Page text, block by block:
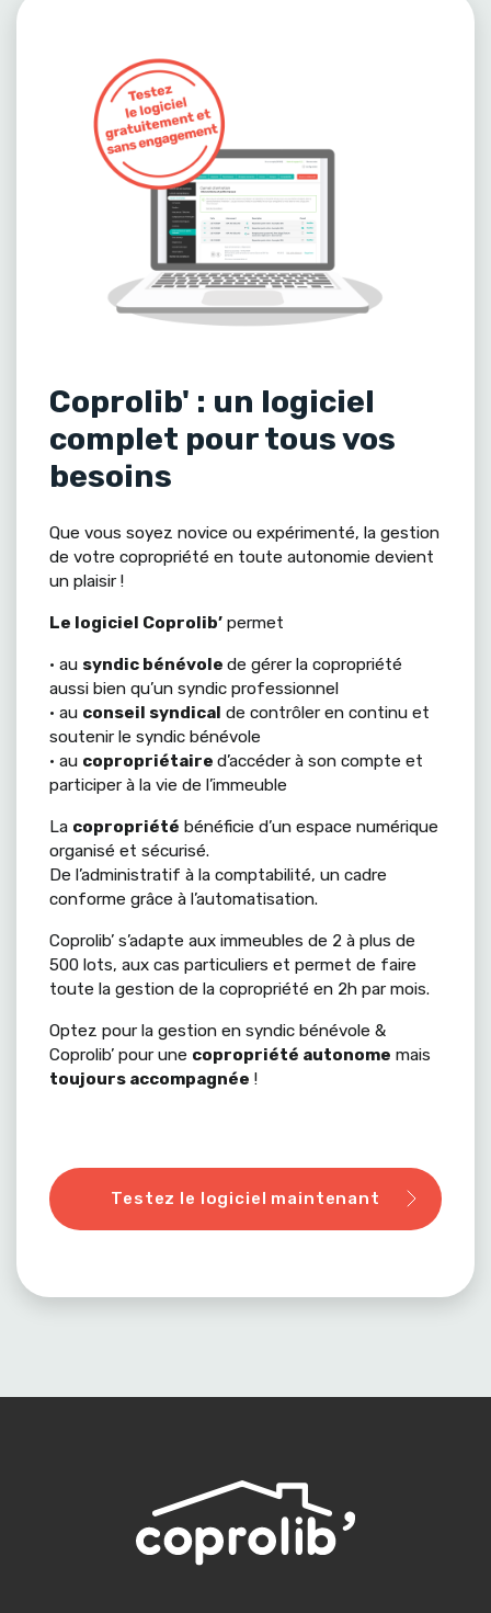
Coprolib' : un logiciel
complet pour tous vos
besoins
Que vous soyez novice ou expérimenté, la gestion
de votre copropriété en toute autonomie devient
un plaisir !
Le logiciel Coprolib’ permet
• au syndic bénévolede gérer la copropriété
aussi bien qu’un syndic professionnel
• au conseil syndical de contrôler en continu et
soutenir le syndic bénévole
• au copropriétaired’accéder à son compte et
participer à la vie de l’immeuble
La copropriété bénéficie d’un espace numérique
organisé et sécurisé.
De l’administratif à la comptabilité, un cadre
conforme grâce à l’automatisation.
Coprolib’ s’adapte aux immeubles de 2 à plus de
500 lots, aux cas particuliers et permet de faire
toute la gestion de la copropriété en 2h par mois.
Optez pour la gestion en syndic bénévole &
Coprolib’ pour une copropriété autonome mais
toujours accompagnée !
Testez le logiciel maintenant